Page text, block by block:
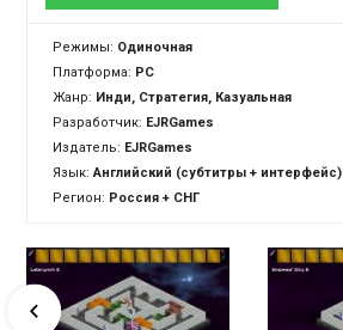
Режимы: Одиночная
Платформа: PC
Жанр: Инди, Стратегия, Казуальная
Разработчик: EJRGames
Издатель: EJRGames
Язык:Английский (субтитры + интерфейс)
Регион: Россия + СНГ